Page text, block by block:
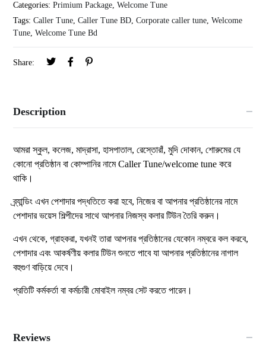
Categories:Primium Package,Welcome Tune
Tags:Caller Tune,Caller Tune BD,Corporate caller tune,Welcome
Tune,Welcome Tune Bd
Share:
Description
আমরা স্কুল, কলেজ, মাদ্রাসা, হাসপাতাল, রেস্তোরাঁ, মুদি দোকান, শোরুমের যে
কোনো প্রতিষ্ঠান বা কোম্পানির নামে Caller Tune/welcome tune করে
থাকি।
ব্র্যান্ডিং এখন পেশাদার পদ্ধতিতে করা হবে, নিজের বা আপনার প্রতিষ্ঠানের নামে
পেশাদার ভয়েস শিল্পীদের সাথে আপনার নিজস্ব কলার টিউন তৈরি করুন।
এখন থেকে, গ্রাহকরা, যখনই তারা আপনার প্রতিষ্ঠানের যেকোন নম্বরে কল করবে,
পেশাদার এবং আকর্ষণীয় কলার টিউন শুনতে পাবে যা আপনার প্রতিষ্ঠানের নাগাল
বহুগুণ বাড়িয়ে দেবে।
প্রতিটি কর্মকর্তা বা কর্মচারী মোবাইল নম্বর সেট করতে পারেন।
Reviews